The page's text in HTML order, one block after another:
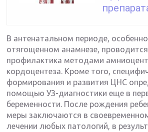
В антенатальном периоде,
отягощенном анамнезе,
профилактика методами
кордоцентеза. Кроме того,
формирования и развития ЦНС
помощью УЗ-диагностики еще в
беременности. После рождения
меры заключаются в
лечении любых патологий, в